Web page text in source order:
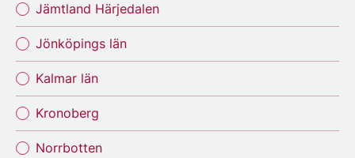
Jämtland Härjedalen
Jönköpings län
Kalmar län
Kronoberg
Norrbotten